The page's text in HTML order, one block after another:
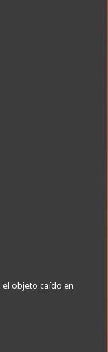
el objeto caído en